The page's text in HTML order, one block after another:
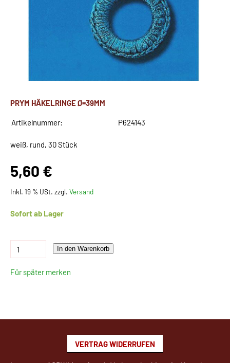
PRYM HÄKELRINGE Ø=39MM
Artikelnummer: P624143
weiß, rund, 30 Stück
5,60 €
Inkl. 19 % USt. zzgl. Versand
Sofort ab Lager
In den Warenkorb
Für später merken
VERTRAG WIDERRUFEN